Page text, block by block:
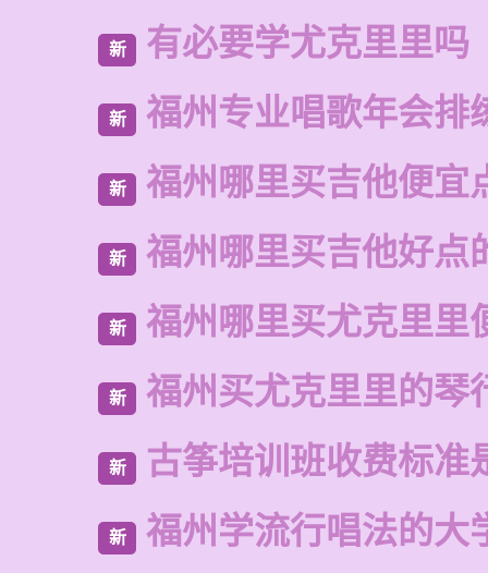
新 有必要学尤克里里吗
新 福州专业唱歌年会排
新 福州哪里买吉他便宜
新 福州哪里买吉他好点
新 福州哪里买尤克里里
新 福州买尤克里里的琴
新 古筝培训班收费标准
新 福州学流行唱法的大